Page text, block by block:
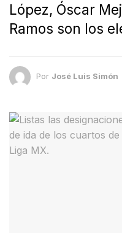
López, Óscar
Ramos son los
Por José Luis Simón